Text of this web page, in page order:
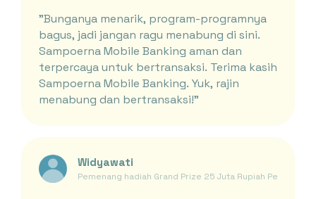
"Bunganya menarik, program-programnya
bagus, jadi jangan ragu menabung di sini.
Sampoerna Mobile Banking aman dan
terpercaya untuk bertransaksi. Terima kasih
Sampoerna Mobile Banking. Yuk, rajin
menabung dan bertransaksi!"
Widyawati
Pemenang hadiah Grand Prize 25 Juta Rupiah Periode